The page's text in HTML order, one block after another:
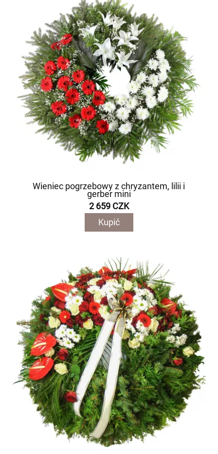
Wieniec pogrzebowy z chryzantem, lilii i
gerber mini
2 659 CZK
Kupić